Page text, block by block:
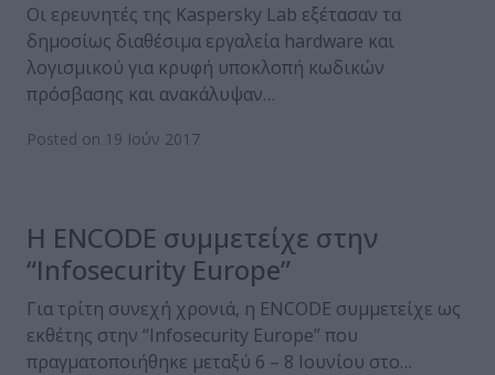
Οι ερευνητές της Kaspersky Lab εξέτασαν τα
δημοσίως διαθέσιμα εργαλεία hardware και
λογισμικού για κρυφή υποκλοπή κωδικών
πρόσβασης και ανακάλυψαν…
Posted on 19 Ιούν 2017
Η ENCODE συμμετείχε στην
“Infosecurity Europe”
Για τρίτη συνεχή χρονιά, η ENCODE συμμετείχε ως
εκθέτης στην “Infosecurity Europe” που
πραγματοποιήθηκε μεταξύ 6 – 8 Ιουνίου στο…